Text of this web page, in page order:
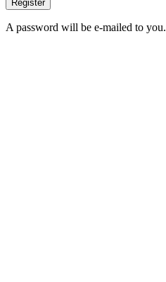
Register
A password will be e-mailed to you.